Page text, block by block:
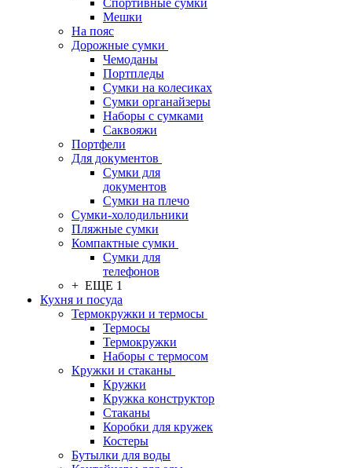
Спортивные сумки
Мешки
На пояс
Дорожные сумки
Чемоданы
Портпледы
Сумки на колесиках
Сумки органайзеры
Наборы с сумками
Саквояжи
Портфели
Для документов
Сумки для
документов
Сумки на плечо
Сумки-холодильники
Пляжные сумки
Компактные сумки
Сумки для
телефонов
+ ЕЩЕ 1
Кухня и посуда
Термокружки и термосы
Термосы
Термокружки
Наборы с термосом
Кружки и стаканы
Кружки
Кружка конструктор
Стаканы
Коробки для кружек
Костеры
Бутылки для воды